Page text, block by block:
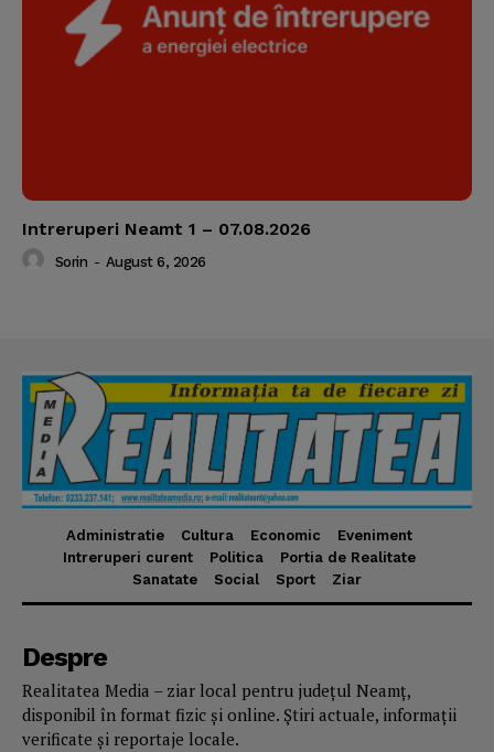
Intreruperi Neamt 1 – 07.08.2026
Sorin - August 6, 2026
Administratie Cultura Economic
Eveniment
Intreruperi curent
Politica
Portia de Realitate
Sanatate
Social Sport Ziar
Despre
Realitatea Media – ziar local pentru județul Neamț,
disponibil în format fizic și online. Știri actuale, informații
verificate și reportaje locale.